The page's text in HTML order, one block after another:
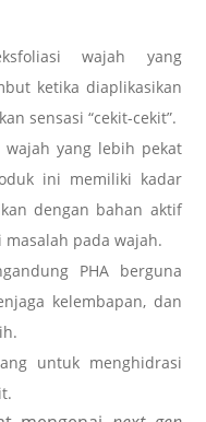
wajah yang
ketika diaplikasikan
sensasi “cekit-cekit”.
wajah yang lebih pekat
ini memiliki kadar
dengan bahan aktif
pada wajah.
PHA berguna
kelembapan, dan
untuk menghidrasi